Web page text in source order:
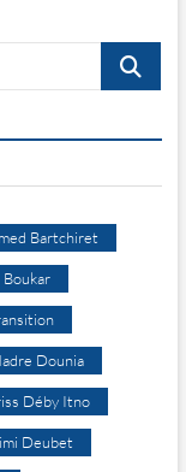
Recherche
Bartchiret
Dounia
Déby Itno
Deubet